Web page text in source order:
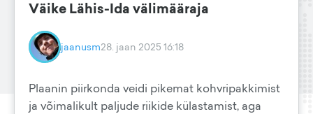
Väike Lähis-Ida välimääraja
jaanusm28. jaan 2025 16:18
Plaanin piirkonda veidi pikemat kohvripakkimist
ja võimalikult paljude riikide külastamist, aga